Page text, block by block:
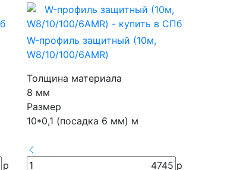
р
W-профиль защитный (10м,
W8/10/100/6AMR)
Толщина материала
8 мм
Размер
10*0,1 (посадка 6 мм) м
4745 р